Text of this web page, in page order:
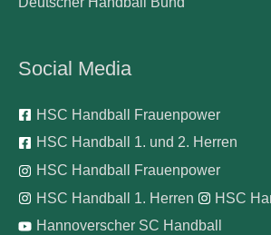
Social Media
HSC Handball Frauenpower
HSC Handball 1. und 2. Herren
HSC Handball Frauenpower
HSC Handball 1. Herren
HSC
Hannoverscher SC Handball